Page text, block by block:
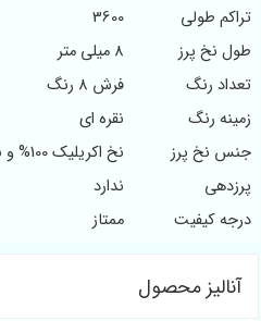
تراکم طولی
3600
طول نخ پرز
8 میلی متر
تعداد رنگ
فرش 8 رنگ
زمینه رنگ
نقره ای
جنس نخ پرز
نخ اکریلیک 100% و نخ هایبالک
پرزدهی
ندارد
درجه کیفیت
ممتاز
آنالیز محصول